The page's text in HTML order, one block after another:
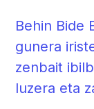
Behin Bide
gunera
zenbait
luzera eta